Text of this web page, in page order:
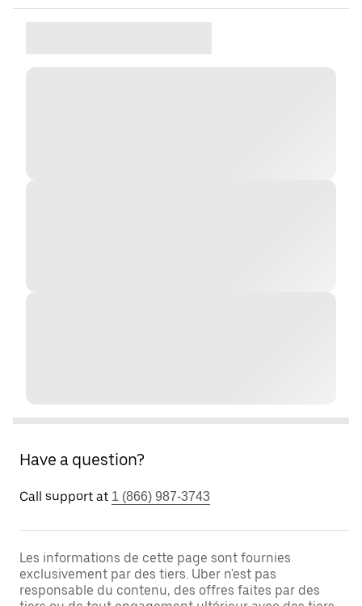
Have a question?
Call support at 1 (866) 987-3743
Les informations de cette page sont fournies
exclusivement par des tiers. Uber n'est pas
responsable du contenu, des offres faites par des